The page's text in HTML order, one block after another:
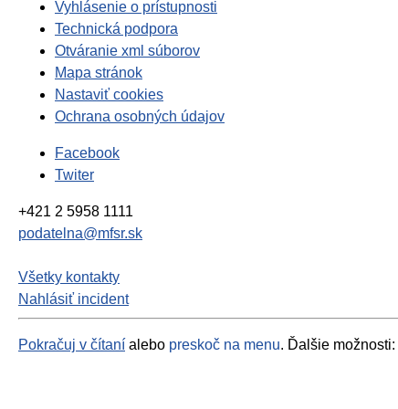
Vyhlásenie o prístupnosti
Technická podpora
Otváranie xml súborov
Mapa stránok
Nastaviť cookies
Ochrana osobných údajov
Facebook
Twiter
+421 2 5958 1111
podatelna@mfsr.sk
Všetky kontakty
Nahlásiť incident
Pokračuj v čítaní alebo preskoč na menu. Ďalšie možnosti: